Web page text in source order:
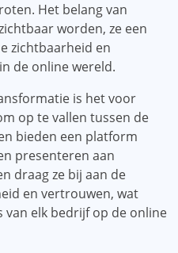
Het belang van
worden, ze een
zichtbaarheid en
de online wereld.
is het voor
op te vallen tussen de
bieden een platform
presenteren aan
draag ze bij aan de
en vertrouwen, wat
van elk bedrijf op de online